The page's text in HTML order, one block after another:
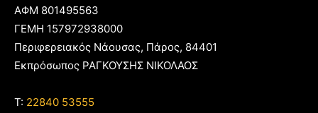
ΑΦΜ 801495563
ΓΕΜΗ 157972938000
Περιφερειακός Νάουσας, Πάρος, 84401
Εκπρόσωπος ΡΑΓΚΟΥΣΗΣ ΝΙΚΟΛΑΟΣ
T: 22840 53555